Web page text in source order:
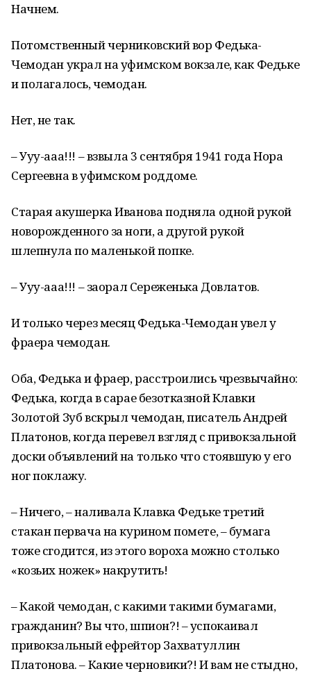
Начнем.
Потомственный черниковский вор Федька-
Чемодан украл на уфимском вокзале, как Федьке
и полагалось, чемодан.
Нет, не так.
– Ууу-ааа!!! – взвыла 3 сентября 1941 года Нора
Сергеевна в уфимском роддоме.
Старая акушерка Иванова подняла одной рукой
новорожденного за ноги, а другой рукой
шлепнула по маленькой попке.
– Ууу-ааа!!! – заорал Сереженька Довлатов.
И только через месяц Федька-Чемодан увел у
фраера чемодан.
Оба, Федька и фраер, расстроились чрезвычайно:
Федька, когда в сарае безотказной Клавки
Золотой Зуб вскрыл чемодан, писатель Андрей
Платонов, когда перевел взгляд с привокзальной
доски объявлений на только что стоявшую у его
ног поклажу.
– Ничего, – наливала Клавка Федьке третий
стакан первача на курином помете, – бумага
тоже сгодится, из этого вороха можно столько
«козьих ножек» накрутить!
– Какой чемодан, с какими такими бумагами,
гражданин? Вы что, шпион?! – успокаивал
привокзальный ефрейтор Захватуллин
Платонова. – Какие черновики?! И вам не стыдно,